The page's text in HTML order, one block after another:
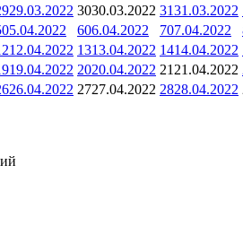
29.03.2022 3030.03.2022 3131.03.2022
05.04.2022 606.04.2022 707.04.2022
12.04.2022 1313.04.2022 1414.04.2022
19.04.2022 2020.04.2022 21 21.04.2022
26.04.2022 2727.04.2022 2828.04.2022